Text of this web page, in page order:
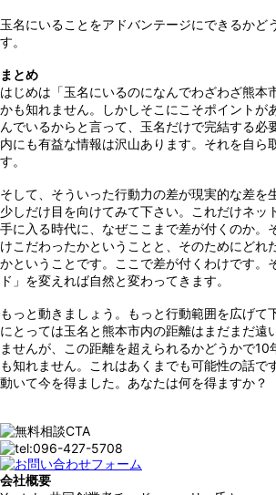
玉名にいることをアドバンテージにできるかど
す。
まとめ
はじめは「玉名にいるのになんでわざわざ熊本
かも知れません。しかしそこにこそポイントが
んでいるからと言って、玉名だけで完結する必
内にも有益な情報は沢山あります。それを自ら
す。
そして、そういった行動力の差が現実的な差を
少しだけ目を向けてみて下さい。これだけネッ
手に入る時代に、なぜここまで差が付くのか。
けこだわったかということと、そのためにどれ
かということです。ここで差が付くわけです。
ド」を変えれば自然と変わってきます。
もっと動きましょう。もっと行動範囲を広げて
にとっては玉名と熊本市内の距離はまだまだ遠
ませんが、この距離を超えられるかどうかで10
も知れません。これはあくまでも可能性の話で
動いて今を得ました。あなたは何を得ますか？
会社概要